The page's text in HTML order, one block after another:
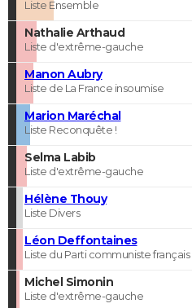
Liste Ensemble
Nathalie Arthaud
Liste d'extrême-gauche
Manon Aubry
Liste de La France insoumise
Marion Maréchal
Liste Reconquête !
Selma Labib
Liste d'extrême-gauche
Hélène Thouy
Liste Divers
Léon Deffontaines
Liste du Parti communiste français
Michel Simonin
Liste d'extrême-gauche